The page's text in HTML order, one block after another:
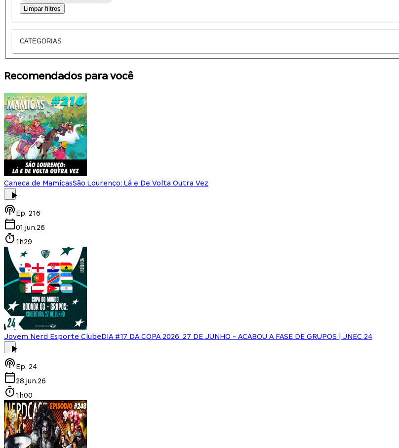
Limpar filtros
CATEGORIAS
Recomendados para você
Caneca de MamicasSão Lourenço: Lá e De Volta Outra Vez
Ep. 216
01.jun.26
1h29
Jovem Nerd Esporte ClubeDIA #17 DA COPA 2026: 27 DE JUNHO - ACABOU A FASE DE GRUPOS | JNEC 24
Ep. 24
28.jun.26
1h00